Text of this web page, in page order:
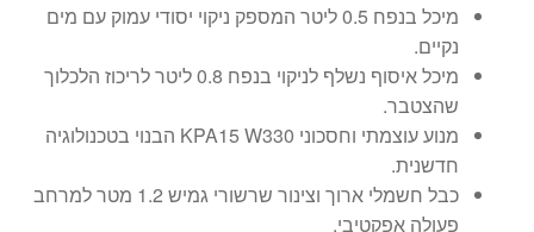
מיכל בנפח 0.5 ליטר המספק ניקוי יסודי עמוק עם מים
נקיים.
מיכל איסוף נשלף לניקוי בנפח 0.8 ליטר לריכוז הלכלוך
שהצטבר.
מנוע עוצמתי וחסכוני KPA15 W330 הבנוי בטכנולוגיה
חדשנית.
כבל חשמלי ארוך וצינור שרשורי גמיש 1.2 מטר למרחב
פעולה אפקטיבי.